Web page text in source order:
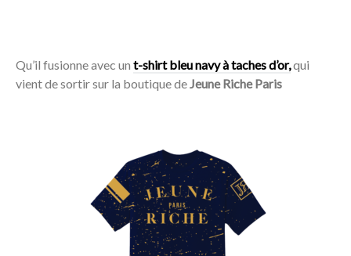
Qu’il fusionne avec un t-shirt bleu navy à taches d’or,qui
vient de sortir sur la boutique deJeune Riche Paris
Acheter